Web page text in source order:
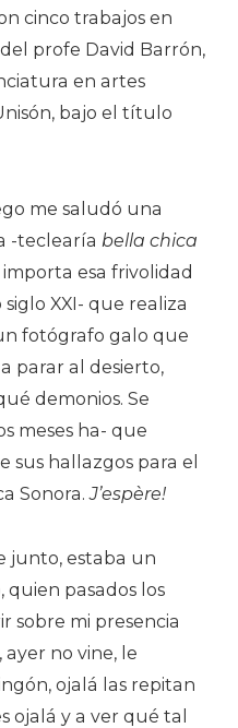
cinco trabajos en
profe David Barrón,
en artes
bajo el título
me saludó una
-teclearía bella chica
esa frivolidad
XXI- que realiza
fotógrafo galo que
parar al desierto,
demonios. Se
meses ha- que
sus hallazgos para el
Sonora. J’espère!
junto, estaba un
pasados los
sobre mi presencia
no vine, le
ojalá las repitan
ojalá y a ver qué tal